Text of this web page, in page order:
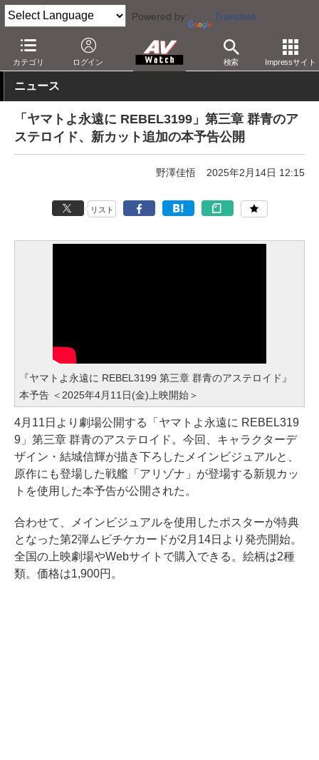
Powered by Translate
カテゴリ ログイン 検索 Impressサイト
AV Watch コンテンツ・サービス アニメ
ニュース
「ヤマトよ永遠に REBEL3199」第三章 群青のア
ステロイド、新カット追加の本予告公開
野澤佳悟 2025年2月14日 12:15
リスト
『ヤマトよ永遠に REBEL3199 第三章 群青のアステロイド』
本予告 ＜2025年4月11日(金)上映開始＞
4月11日より劇場公開する「ヤマトよ永遠に REBEL319
9」第三章 群青のアステロイド。今回、キャラクターデ
ザイン・結城信輝が描き下ろしたメインビジュアルと、
原作にも登場した戦艦「アリゾナ」が登場する新規カッ
トを使用した本予告が公開された。
合わせて、メインビジュアルを使用したポスターが特典
となった第2弾ムビチケカードが2月14日より発売開始。
全国の上映劇場やWebサイトで購入できる。絵柄は2種
類。価格は1,900円。